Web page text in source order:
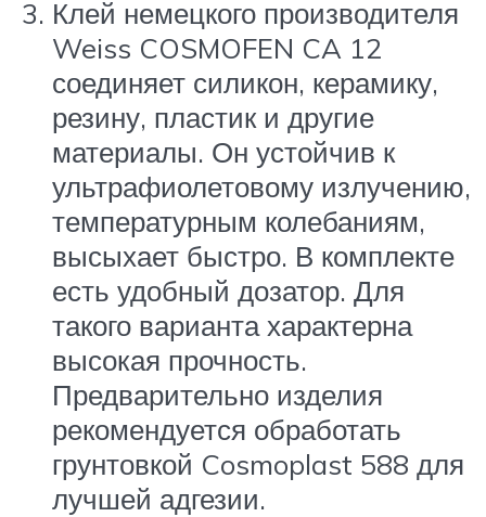
Клей немецкого производителя
Weiss COSMOFEN CA 12
соединяет силикон, керамику,
резину, пластик и другие
материалы. Он устойчив к
ультрафиолетовому излучению,
температурным колебаниям,
высыхает быстро. В комплекте
есть удобный дозатор. Для
такого варианта характерна
высокая прочность.
Предварительно изделия
рекомендуется обработать
грунтовкой Cosmoplast 588 для
лучшей адгезии.